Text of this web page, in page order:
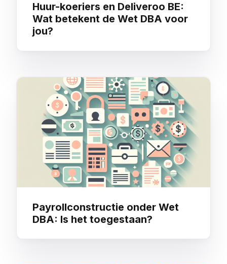
Huur-koeriers en Deliveroo BE:
Wat betekent de Wet DBA voor
jou?
Payrollconstructie onder Wet
DBA: Is het toegestaan?